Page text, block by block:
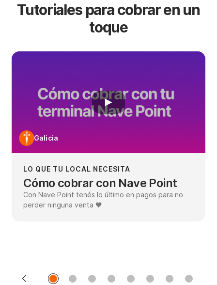
Tutoriales para cobrar en un
toque
Galicia
LO QUE TU LOCAL NECESITA
Cómo cobrar con Nave Point
Con Nave Point tenés lo último en pagos para no
perder ninguna venta 🧡